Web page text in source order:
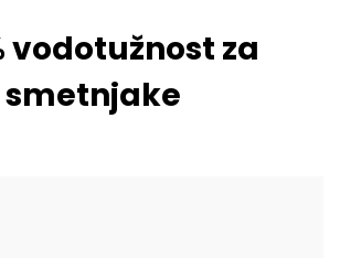
vodotužnost za
smetnjake